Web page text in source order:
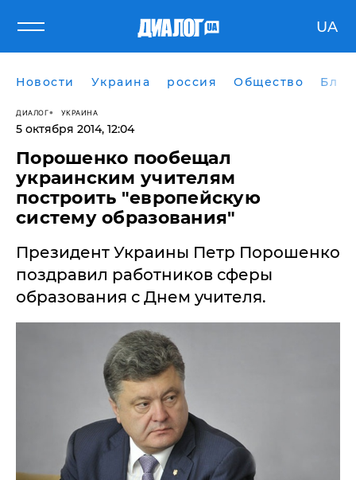
UA
Новости Украина россия Общество
ДИАЛОГ УКРАИНА
5 октября 2014, 12:04
Порошенко пообещал
украинским учителям
построить "европейскую
систему образования"
​Президент Украины Петр Порошенко
поздравил работников сферы
образования с Днем учителя.